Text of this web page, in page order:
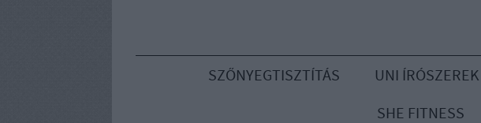
SZŐNYEGTISZTÍTÁS UNI ÍRÓSZEREK
SHE FITNESS